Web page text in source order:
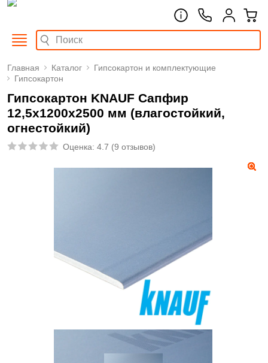
Главная Каталог
Гипсокартон и комплектующие
Гипсокартон
Гипсокартон KNAUF Сапфир
12,5х1200х2500 мм (влагостойкий,
огнестойкий)
Оценка: 4.7 (9 отзывов)